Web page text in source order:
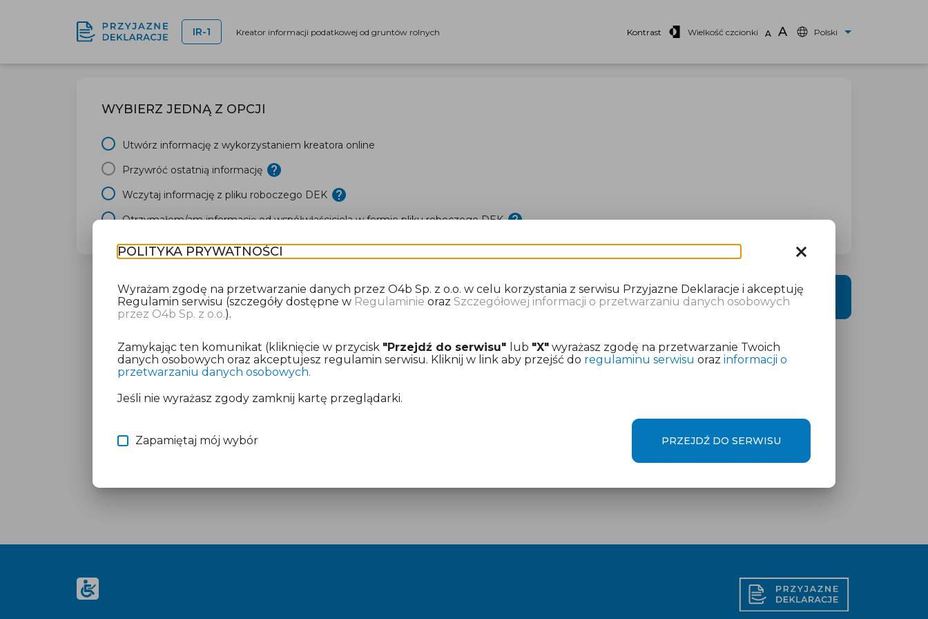
IR-1 Kreator informacji podatkowej od gruntów rolnych Kontrast Wielkość czcionki A A Polski
WYBIERZ JEDNĄ Z OPCJI
Utwórz informację z wykorzystaniem kreatora online
Przywróć ostatnią informację
Wczytaj informację z pliku roboczego DEK
Otrzymałem/am informację od współwłaściciela w formie pliku roboczego DEK
DALEJ
POLITYKA PRYWATNOŚCI close
Wyrażam zgodę na przetwarzanie danych przez O4b Sp. z o.o. w celu korzystania z serwisu Przyjazne Deklaracje i akceptuję
Regulamin serwisu (szczegóły dostępne w Regulaminie orazSzczegółowej informacji o przetwarzaniu danych osobowych
przez O4b Sp. z o.o.).
Zamykając ten komunikat (kliknięcie w przycisk "Przejdź do serwisu" lub "X" wyrażasz zgodę na przetwarzanie Twoich
danych osobowych oraz akceptujesz regulamin serwisu. Kliknij w link aby przejść do regulaminu serwisu orazinformacji o
przetwarzaniu danych osobowych.
Jeśli nie wyrażasz zgody zamknij kartę przeglądarki.
Zapamiętaj mój wybór PRZEJDŹ DO SERWISU